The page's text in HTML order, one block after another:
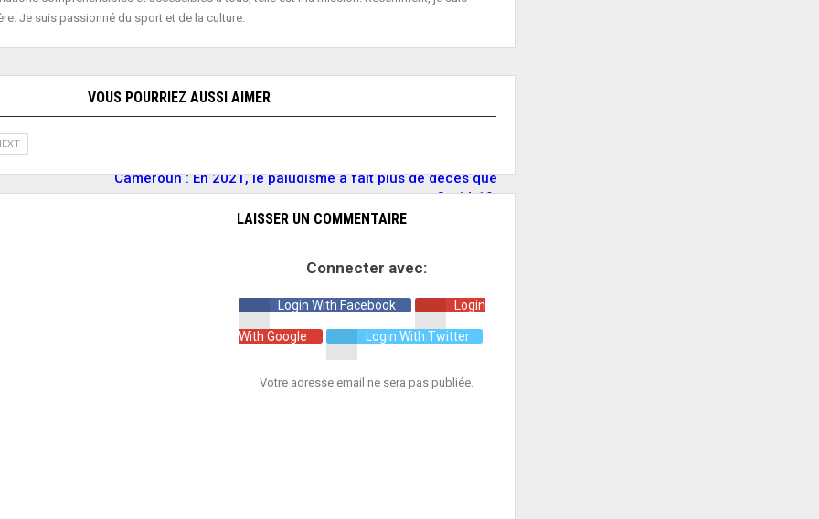
Je suis passionné du sport et de la culture.
Cameroun : En 2021, le paludisme a fait plus de décès que
Covid-19
VOUS POURRIEZ AUSSI AIMER
LAISSER UN COMMENTAIRE
Connecter avec:
Login With Facebook Login
With Google Login With Twitter
Votre adresse email ne sera pas publiée.